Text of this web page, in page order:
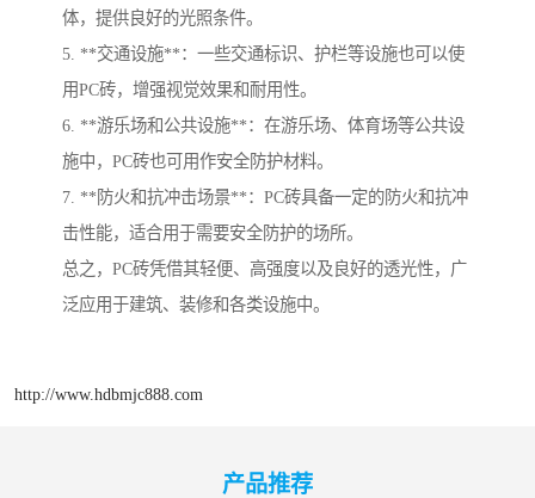
体，提供良好的光照条件。
5. **交通设施**：一些交通标识、护栏等设施也可以使
用PC砖，增强视觉效果和耐用性。
6. **游乐场和公共设施**：在游乐场、体育场等公共设
施中，PC砖也可用作安全防护材料。
7. **防火和抗冲击场景**：PC砖具备一定的防火和抗冲
击性能，适合用于需要安全防护的场所。
总之，PC砖凭借其轻便、高强度以及良好的透光性，广
泛应用于建筑、装修和各类设施中。
http://www.hdbmjc888.com
产品推荐